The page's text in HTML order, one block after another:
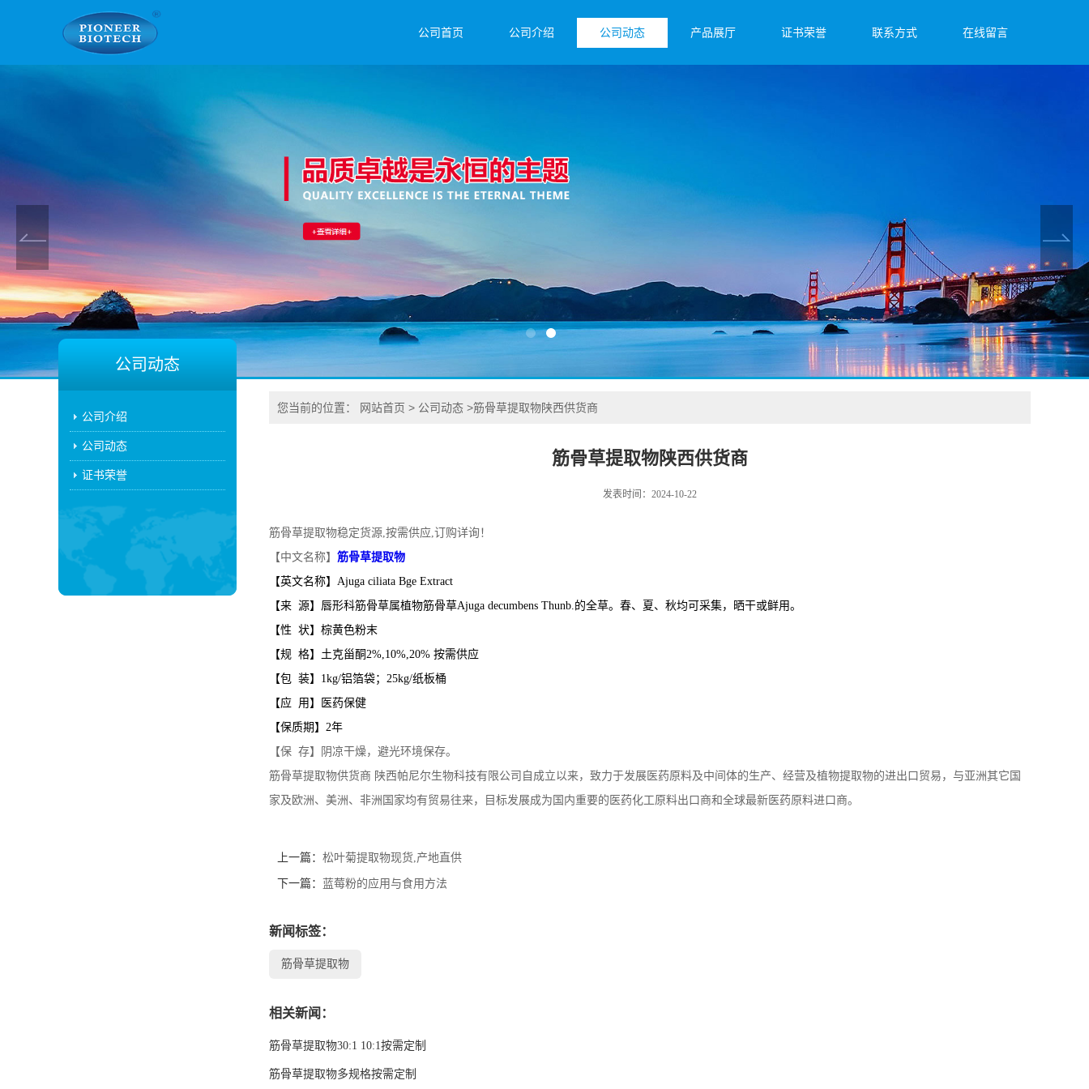
公司首页 公司介绍 公司动态 产品展厅 证书荣誉 联系方式 在线留言
公司动态
公司介绍
公司动态
证书荣誉
您当前的位置： 网站首页 > 公司动态 >筋骨草提取物陕西供货商
筋骨草提取物陕西供货商
发表时间：2024-10-22
筋骨草提取物稳定货源,按需供应,订购详询！
【中文名称】 筋骨草提取物
【英文名称】Ajuga ciliata Bge Extract
【来 源】唇形科筋骨草属植物筋骨草Ajuga decumbens Thunb.的全草。春、夏、秋均可采集，晒干或鲜用。
【性 状】棕黄色粉末
【规 格】土克甾酮2%,10%,20% 按需供应
【包 装】1kg/铝箔袋；25kg/纸板桶
【应 用】医药保健
【保质期】2年
【保 存】阴凉干燥，避光环境保存。
筋骨草提取物供货商 陕西帕尼尔生物科技有限公司自成立以来，致力于发展医药原料及中间体的生产、经营及植物提取物的进出口贸易，与亚洲其它国
家及欧洲、美洲、非洲国家均有贸易往来，目标发展成为国内重要的医药化工原料出口商和全球最新医药原料进口商。
上一篇： 松叶菊提取物现货,产地直供
下一篇： 蓝莓粉的应用与食用方法
新闻标签：
筋骨草提取物
相关新闻：
筋骨草提取物30:1 10:1按需定制
筋骨草提取物多规格按需定制